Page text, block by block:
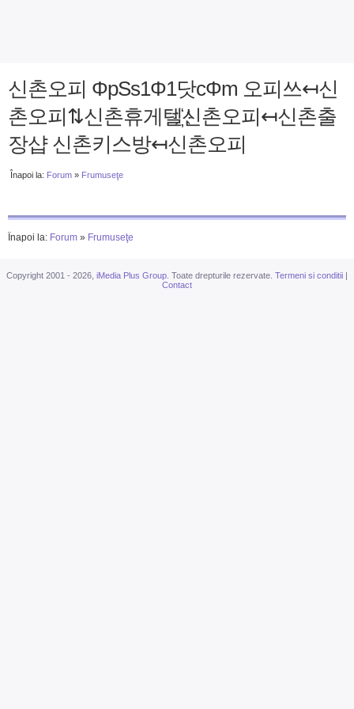
신촌오피 ΦpSs1Φ1닷cΦm 오피쓰↤신
촌오피⇅신촌휴게텔҉신촌오피↤신촌출
장샵 신촌키스방↤신촌오피
Înapoi la: Forum » Frumuseţe
Înapoi la: Forum » Frumuseţe
Copyright 2001 - 2026, iMedia Plus Group . Toate drepturile rezervate. Termeni si conditii |
Contact